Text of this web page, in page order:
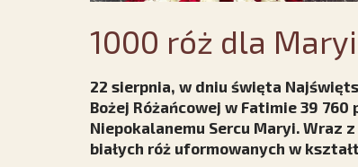
1000 róż dla
22 sierpnia, w dniu święta
Bożej Różańcowej w Fatimie 39
Niepokalanemu Sercu Maryi.
białych róż uformowanych w